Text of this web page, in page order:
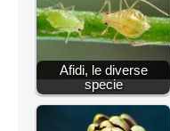
Afidi, le diverse
specie